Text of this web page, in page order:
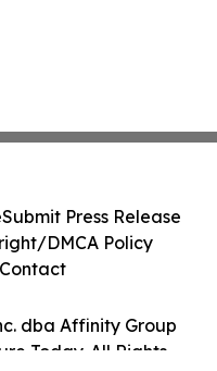
dba Affinity Group
Today. All Rights
Submit Press Release
DMCA Policy
Contact